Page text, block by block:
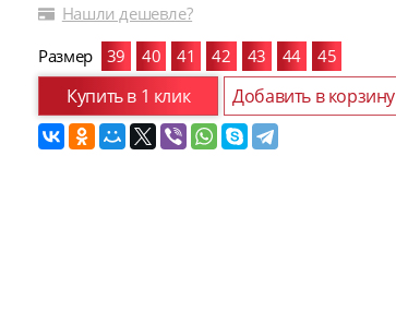
Нашли дешевле?
Размер
39 40 41 42 43 44 45
Купить в 1 клик Добавить в корзину